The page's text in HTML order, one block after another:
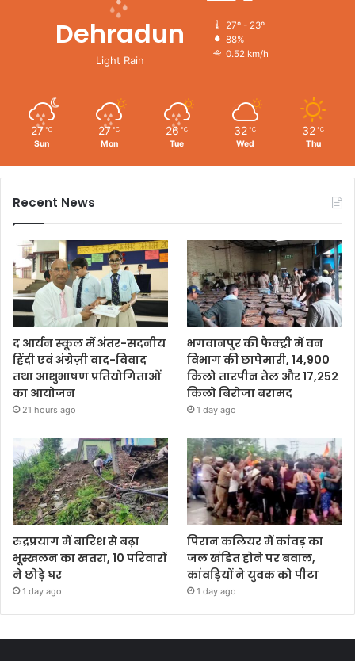
Dehradun
Light Rain
27º - 23º
88%
0.52 km/h
27 ℃
Sun
27 ℃
Mon
26 ℃
Tue
32 ℃
Wed
32 ℃
Thu
Recent News
द आर्यन स्कूल में अंतर-सदनीय
हिंदी एवं अंग्रेज़ी वाद-विवाद
तथा आशुभाषण प्रतियोगिताओं
का आयोजन
21 hours ago
भगवानपुर की फैक्ट्री में वन
विभाग की छापेमारी, 14,900
किलो तारपीन तेल और 17,252
किलो बिरोजा बरामद
1 day ago
रुद्रप्रयाग में बारिश से बढ़ा
भूस्खलन का खतरा, 10 परिवारों
ने छोड़े घर
1 day ago
पिरान कलियर में कांवड़ का
जल खंडित होने पर बवाल,
कांवड़ियों ने युवक को पीटा
1 day ago